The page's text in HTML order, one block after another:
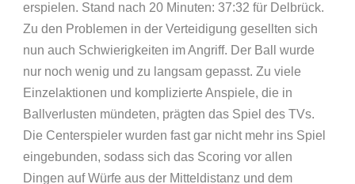
erspielen. Stand nach 20 Minuten: 37:32 für Delbrück.
Zu den Problemen in der Verteidigung gesellten sich
nun auch Schwierigkeiten im Angriff. Der Ball wurde
nur noch wenig und zu langsam gepasst. Zu viele
Einzelaktionen und komplizierte Anspiele, die in
Ballverlusten mündeten, prägten das Spiel des TVs.
Die Centerspieler wurden fast gar nicht mehr ins Spiel
eingebunden, sodass sich das Scoring vor allen
Dingen auf Würfe aus der Mitteldistanz und dem